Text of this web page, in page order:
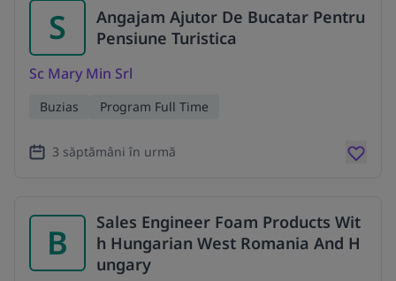
S
Angajam Ajutor De Bucatar Pentru
Pensiune Turistica
Sc Mary Min Srl
Buzias Program Full Time
3 săptămâni în urmă
B
Sales Engineer Foam Products Wit
h Hungarian West Romania And H
ungary